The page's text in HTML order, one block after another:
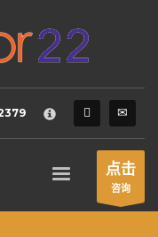
by sending an
点击
咨询